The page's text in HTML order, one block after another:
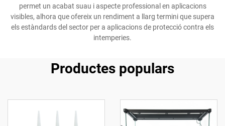
permet un acabat suau i aspecte professional en aplicacions
visibles, alhora que ofereix un rendiment a llarg termini que supera
els estàndards del sector per a aplicacions de protecció contra els
intemperies.
Productes populars